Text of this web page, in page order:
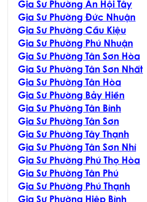
Gia Sư Phường An Hội Tây
Gia Sư Phường Đức Nhuận
Gia Sư Phường Cầu Kiệu
Gia Sư Phường Phú Nhuận
Gia Sư Phường Tân Sơn Hòa
Gia Sư Phường Tân Sơn Nhất
Gia Sư Phường Tân Hòa
Gia Sư Phường Bảy Hiền
Gia Sư Phường Tân Bình
Gia Sư Phường Tân Sơn
Gia Sư Phường Tây Thạnh
Gia Sư Phường Tân Sơn Nhì
Gia Sư Phường Phú Thọ Hòa
Gia Sư Phường Tân Phú
Gia Sư Phường Phú Thạnh